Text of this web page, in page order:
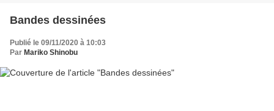
Bandes dessinées
Publié le 09/11/2020 à 10:03
Par Mariko Shinobu